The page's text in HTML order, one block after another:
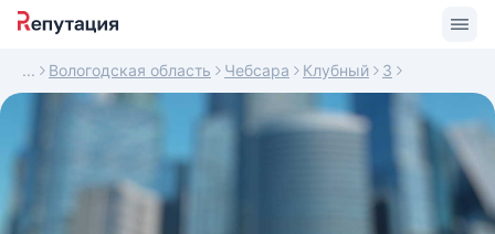
Вологодская область Чебсара Клубный 3